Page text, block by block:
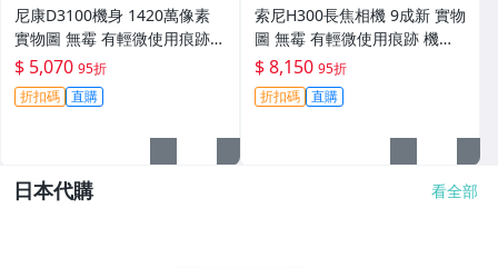
尼康D3100機身 1420萬像素
實物圖 無霉 有輕微使用痕跡
機身原裝 無拆修無翻新 臨-34
3
$ 5,070 95折
折扣碼 直購
索尼H300長焦相機 9成新 實物
圖 無霉 有輕微使用痕跡 機身
鏡頭原裝 無拆修無翻新-3430
$ 8,150 95折
折扣碼 直購
日本代購 看全部